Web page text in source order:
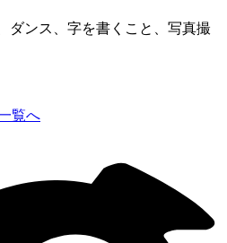
ダンス、字を書くこと、写真撮
覧へ